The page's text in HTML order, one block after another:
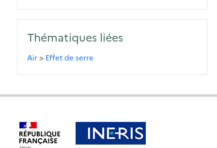
Thématiques liées
Air> Effet de serre